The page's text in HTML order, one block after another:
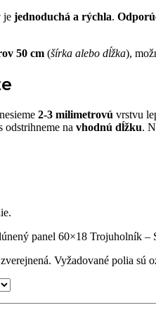
je jednoduchá a rýchla.
50 cm (šírka alebo dĺžka),
2-3 milimetrovú vrstvu
odstrihneme na vhodnú dĺžku.
panel 60×18 Trojuholník –
Vyžadované polia sú